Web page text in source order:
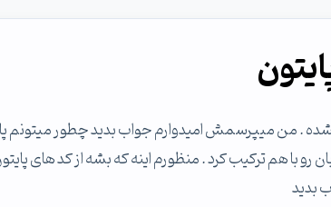
. من میپرسمش امیدوارم جواب بدید چطور میتونم
کنم یا برعکس کلا بشه این 2 تا زبان رو با هم ترکیب کرد . منظورم اینه که بشه
بدید